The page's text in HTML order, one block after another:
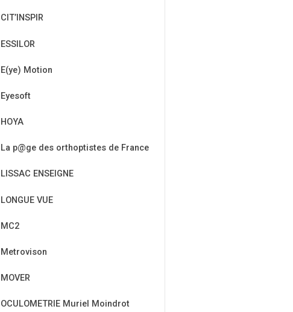
CIT’INSPIR
ESSILOR
E(ye) Motion
Eyesoft
HOYA
La p@ge des orthoptistes de France
LISSAC ENSEIGNE
LONGUE VUE
MC2
Metrovison
MOVER
OCULOMETRIE Muriel Moindrot